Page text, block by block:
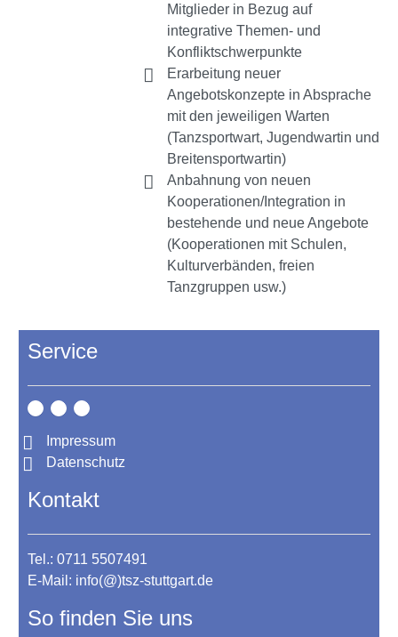
Mitglieder in Bezug auf
integrative Themen- und
Konfliktschwerpunkte
Erarbeitung neuer
Angebotskonzepte in Absprache
mit den jeweiligen Warten
(Tanzsportwart, Jugendwartin und
Breitensportwartin)
Anbahnung von neuen
Kooperationen/Integration in
bestehende und neue Angebote
(Kooperationen mit Schulen,
Kulturverbänden, freien
Tanzgruppen usw.)
Service
Impressum
Datenschutz
Kontakt
Tel.: 0711 5507491
E-Mail: info(@)tsz-stuttgart.de
So finden Sie uns